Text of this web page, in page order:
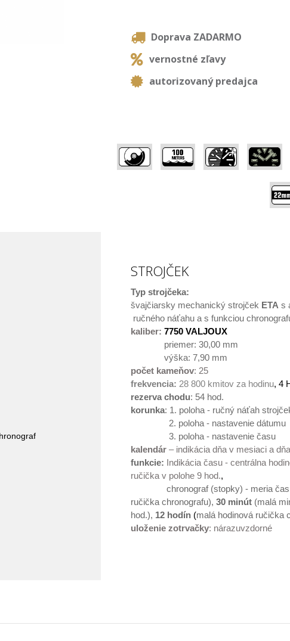
Doprava ZADARMO
vernostné zľavy
autorizovaný predajca
STROJČEK
Typ strojčeka:
švajčiarsky mechanický strojček ETA s
ručného náťahu a s funkciou
kaliber: 7750 VALJOUX
priemer: 30,00 mm
výška: 7,90 mm
počet kameňov: 25
frekvencia: 28 800 kmitov za hodinu, 4
rezerva chodu: 54 hod.
korunka: 1. poloha - ručný náťah
2. poloha - nastavenie dátumu
3. poloha - nastavenie času
kalendár – indikácia dňa v mesiaci a
funkcie:
Indikácia času - centrálna
ručička v polohe 9 hod.,
chronograf (stopky) - meria
ručička chronografu), 30 minút (malá
hod.), 12 hodín (malá hodinová ručička
uloženie zotrvačky: nárazuvzdorné